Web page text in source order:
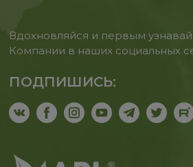
Вдохновляйся и первым
Компании в наших социальных
ПОДПИШИСЬ: